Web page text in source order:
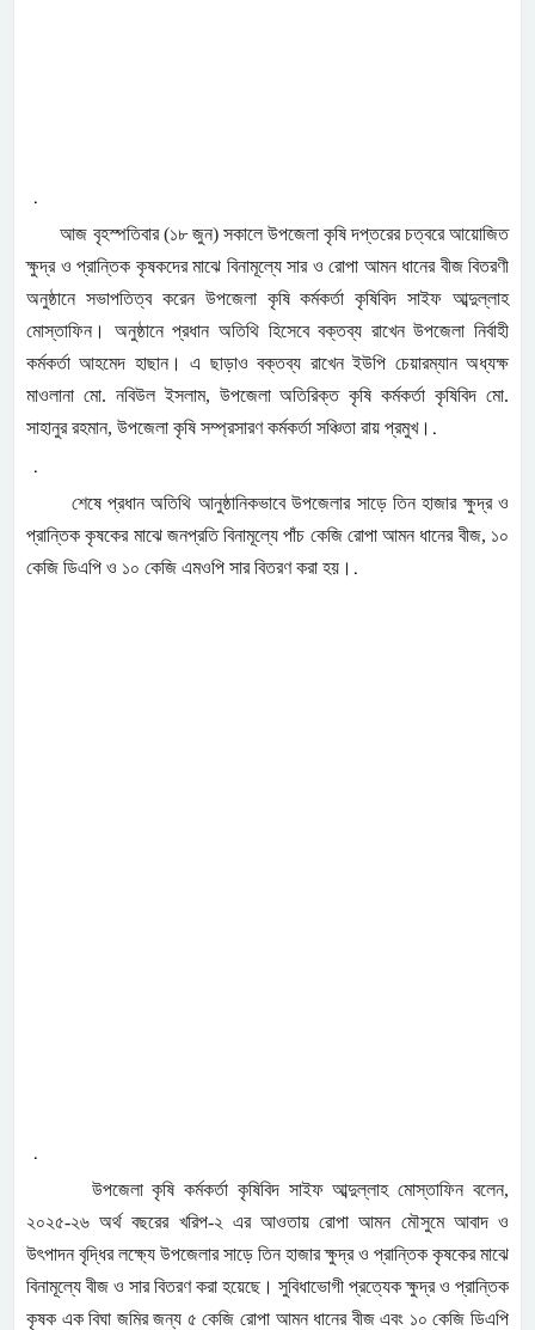
.
আজ বৃহস্পতিবার (১৮ জুন) সকালে উপজেলা কৃষি দপ্তরের চত্বরে আয়োজিত
ক্ষুদ্র ও প্রান্তিক কৃষকদের মাঝে বিনামূল্যে সার ও রোপা আমন ধানের বীজ বিতরণী
অনুষ্ঠানে সভাপতিত্ব করেন উপজেলা কৃষি কর্মকর্তা কৃষিবিদ সাইফ আব্দুল্লাহ
মোস্তাফিন। অনুষ্ঠানে প্রধান অতিথি হিসেবে বক্তব্য রাখেন উপজেলা নির্বাহী
কর্মকর্তা আহমেদ হাছান। এ ছাড়াও বক্তব্য রাখেন ইউপি চেয়ারম্যান অধ্যক্ষ
মাওলানা মো. নবিউল ইসলাম, উপজেলা অতিরিক্ত কৃষি কর্মকর্তা কৃষিবিদ মো.
সাহানুর রহমান, উপজেলা কৃষি সম্প্রসারণ কর্মকর্তা সঞ্চিতা রায় প্রমুখ। .
.
শেষে প্রধান অতিথি আনুষ্ঠানিকভাবে উপজেলার সাড়ে তিন হাজার ক্ষুদ্র ও
প্রান্তিক কৃষকের মাঝে জনপ্রতি বিনামূল্যে পাঁচ কেজি রোপা আমন ধানের বীজ, ১০
কেজি ডিএপি ও ১০ কেজি এমওপি সার বিতরণ করা হয়। .
.
উপজেলা কৃষি কর্মকর্তা কৃষিবিদ সাইফ আব্দুল্লাহ মোস্তাফিন বলেন,
২০২৫-২৬ অর্থ বছরের খরিপ-২ এর আওতায় রোপা আমন মৌসুমে আবাদ ও
উৎপাদন বৃদ্ধির লক্ষ্যে উপজেলার সাড়ে তিন হাজার ক্ষুদ্র ও প্রান্তিক কৃষকের মাঝে
বিনামূল্যে বীজ ও সার বিতরণ করা হয়েছে। সুবিধাভোগী প্রত্যেক ক্ষুদ্র ও প্রান্তিক
কৃষক এক বিঘা জমির জন্য ৫ কেজি রোপা আমন ধানের বীজ এবং ১০ কেজি ডিএপি